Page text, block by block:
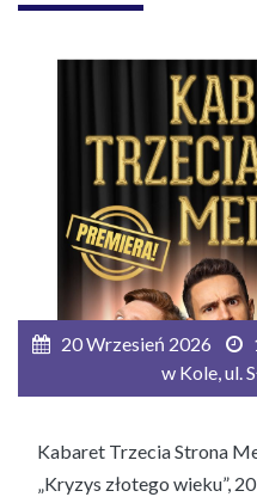
20 Wrzesień 2026
w Kole, ul.
Kabaret Trzecia Strona
„Kryzys złotego wieku”,